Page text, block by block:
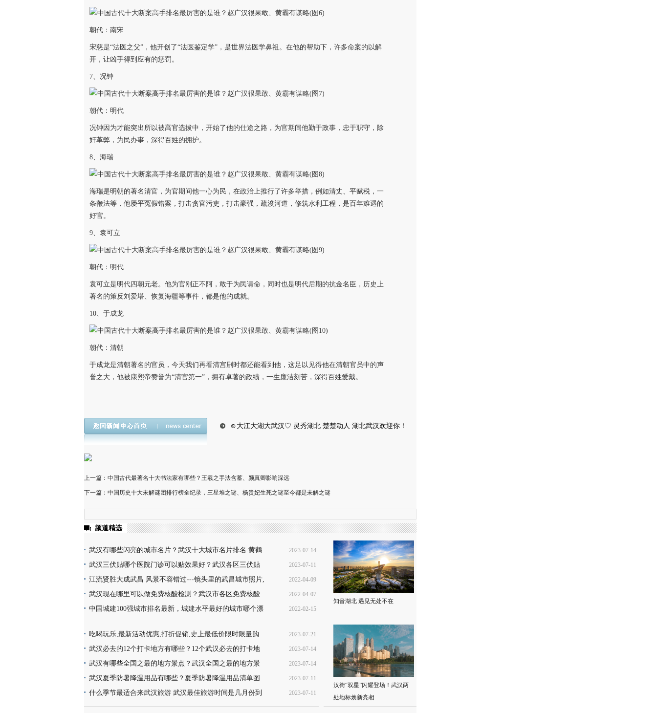
朝代：南宋
宋慈是“法医之父”，他开创了“法医鉴定学”，是世界法医学鼻祖。在他的帮助下，许多命案的以解
开，让凶手得到应有的惩罚。
7、况钟
朝代：明代
况钟因为才能突出所以被高官选拔中，开始了他的仕途之路，为官期间他勤于政事，忠于职守，除
奸革弊，为民办事，深得百姓的拥护。
8、海瑞
海瑞是明朝的著名清官，为官期间他一心为民，在政治上推行了许多举措，例如清丈、平赋税，一
条鞭法等，他屡平冤假错案，打击贪官污吏，打击豪强，疏浚河道，修筑水利工程，是百年难遇的
好官。
9、袁可立
朝代：明代
袁可立是明代四朝元老。他为官刚正不阿，敢于为民请命，同时也是明代后期的抗金名臣，历史上
著名的策反刘爱塔、恢复海疆等事件，都是他的成就。
10、于成龙
朝代：清朝
于成龙是清朝著名的官员，今天我们再看清宫剧时都还能看到他，这足以见得他在清朝官员中的声
誉之大，他被康熙帝赞誉为“清官第一”，拥有卓著的政绩，一生廉洁刻苦，深得百姓爱戴。
☺大江大湖大武汉♡ 灵秀湖北 楚楚动人 湖北武汉欢迎你！
上一篇：中国古代最著名十大书法家有哪些？王羲之手法含蓄、颜真卿影响深远
下一篇：中国历史十大未解谜团排行榜全纪录，三星堆之谜、杨贵妃生死之谜至今都是未解之谜
频道精选
武汉有哪些闪亮的城市名片？武汉十大城市名片排名:黄鹤
楼热干面无人不知无人不晓
2023-07-14
16:39:53
武汉三伏贴哪个医院门诊可以贴效果好？武汉各区三伏贴
医院门诊名单地址(就诊时间+门诊地点+价格查询+预
2023-07-11
10:28:55
江流贤胜大成武昌 风景不容错过---镜头里的武昌城市照片,
韵味十足又充满活力
2022-04-09
22:02:37
武汉现在哪里可以做免费核酸检测？武汉市各区免费核酸
检测地点位置咨询电话及时间(部分24小时检测)
2022-04-07
08:49:49
中国城建100强城市排名最新，城建水平最好的城市哪个漂
2022-02-15
吃喝玩乐,最新活动优惠,打折促销,史上最低价限时限量购
买,天天更新,超省钱,快来抢购!
2023-07-21
17:29:21
武汉必去的12个打卡地方有哪些？12个武汉必去的打卡地
地址推荐
2023-07-14
16:45:33
武汉有哪些全国之最的地方景点？武汉全国之最的地方景
点名称介绍及图片大全欣赏
2023-07-14
16:43:00
武汉夏季防暑降温用品有哪些？夏季防暑降温用品清单图
片
2023-07-11
11:33:13
什么季节最适合来武汉旅游 武汉最佳旅游时间是几月份到
几月份
2023-07-11
11:27:15
知音湖北 遇见无处不在
汉街“双星”闪耀登场！武汉两
处地标焕新亮相